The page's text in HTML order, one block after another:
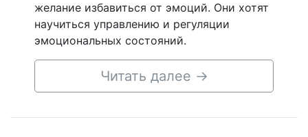
желание избавиться от эмоций. Они хотят
научиться управлению и регуляции
эмоциональных состояний.
Читать далее →